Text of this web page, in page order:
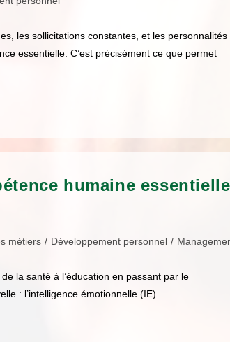
les sollicitations constantes, et les personnalités
essentielle. C’est précisément ce que permet
humaine essentielle
métiers / Développement personnel /
la santé à l’éducation en passant par le
: l’intelligence émotionnelle (IE).